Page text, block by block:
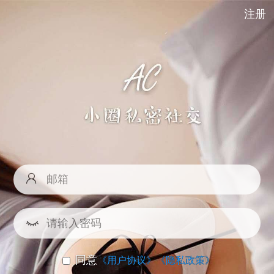
注册
同意《用户协议》《隐私政策》